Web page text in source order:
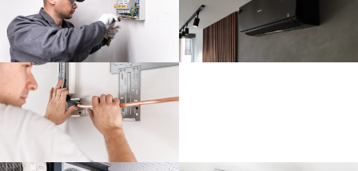
В компьютерных клубах под ключ
В бизнес-центрах под ключ
В архивах под ключ
В спортзалах под ключ
Установка бризеров
и рекуператоров